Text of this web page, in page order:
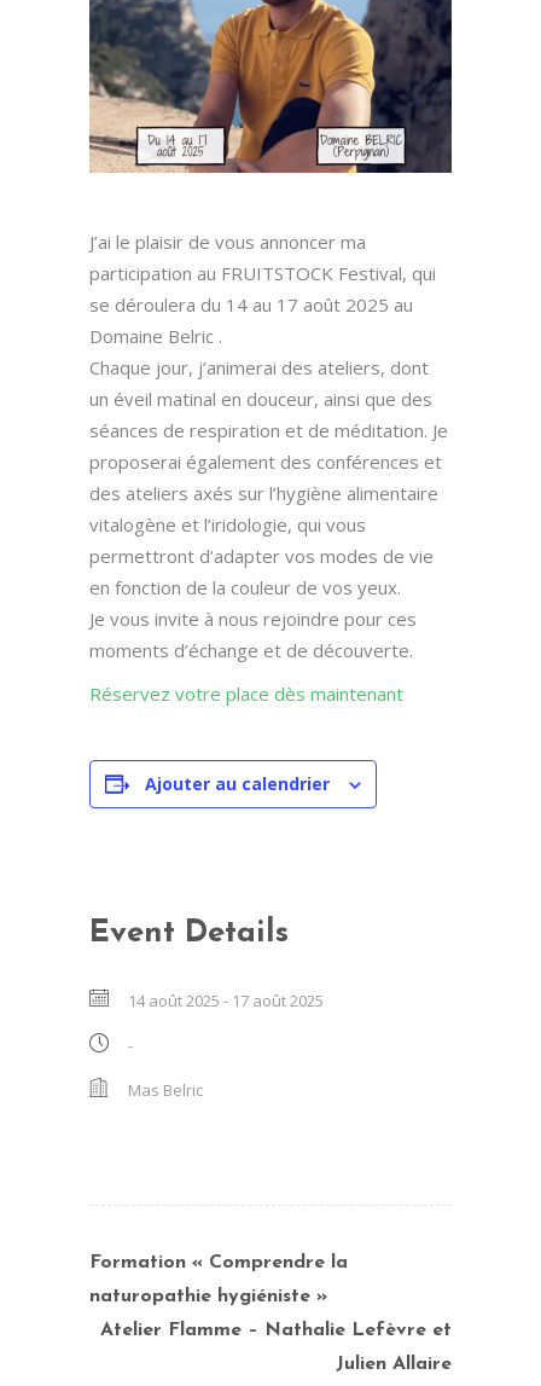
J’ai le plaisir de vous annoncer ma
participation au FRUITSTOCK Festival, qui
se déroulera du 14 au 17 août 2025 au
Domaine Belric .
Chaque jour, j’animerai des ateliers, dont
un éveil matinal en douceur, ainsi que des
séances de respiration et de méditation. Je
proposerai également des conférences et
des ateliers axés sur l’hygiène alimentaire
vitalogène et l’iridologie, qui vous
permettront d’adapter vos modes de vie
en fonction de la couleur de vos yeux.
Je vous invite à nous rejoindre pour ces
moments d’échange et de découverte.
Réservez votre place dès maintenant
Ajouter au calendrier
Event Details
14 août 2025 - 17 août 2025
-
Mas Belric
Formation « Comprendre la
naturopathie hygiéniste »
Atelier Flamme – Nathalie Lefèvre et
Julien Allaire